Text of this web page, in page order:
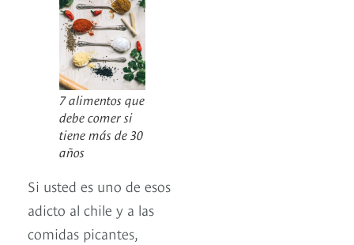
7 alimentos que
debe comer si
tiene más de 30
años
Si usted es uno de esos
adicto al chile y a las
comidas picantes,